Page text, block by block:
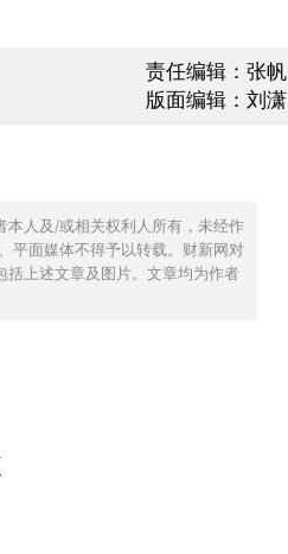
责任编辑：张帆
版面编辑：刘潇
本人及/或相关权利人所有，未经作
平面媒体不得予以转载。财新网对
括上述文章及图片。文章均为作者